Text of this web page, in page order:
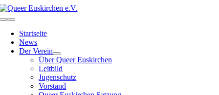
Zum
Inhalt
Toggle
NavigationStartseite
News
Der Verein
Über Queer Euskirchen
Leitbild
Jugenschutz
Vorstand